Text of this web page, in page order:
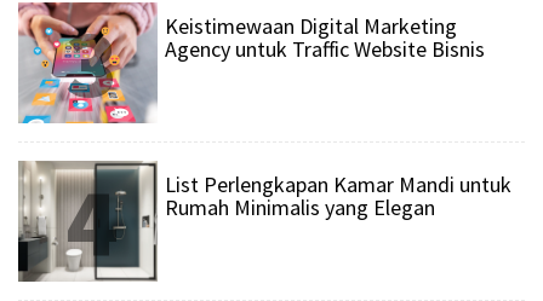
3
Keistimewaan Digital Marketing
Agency untuk Traffic Website Bisnis
4
List Perlengkapan Kamar Mandi untuk
Rumah Minimalis yang Elegan